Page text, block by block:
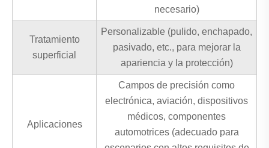
necesario)
Tratamiento
superficial
Personalizable (pulido, enchapado,
pasivado, etc., para mejorar la
apariencia y la protección)
Aplicaciones
Campos de precisión como
electrónica, aviación, dispositivos
médicos, componentes
automotrices (adecuado para